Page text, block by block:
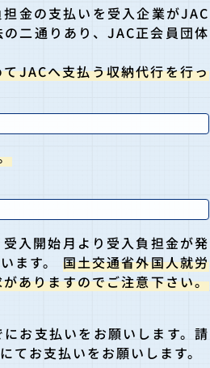
金の支払いを受入企業がJAC
二通りあり、JAC正会員団体
JACへ支払う収納代行を行っ
入開始月より受入負担金が発
ます。 国土交通省外国人就労
ありますのでご注意下さい。
お支払いをお願いします。請
お支払いをお願いします。